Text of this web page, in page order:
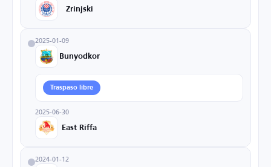
Zrinjski
2025-01-09
Bunyodkor
Traspaso libre
2025-06-30
East Riffa
2024-01-12